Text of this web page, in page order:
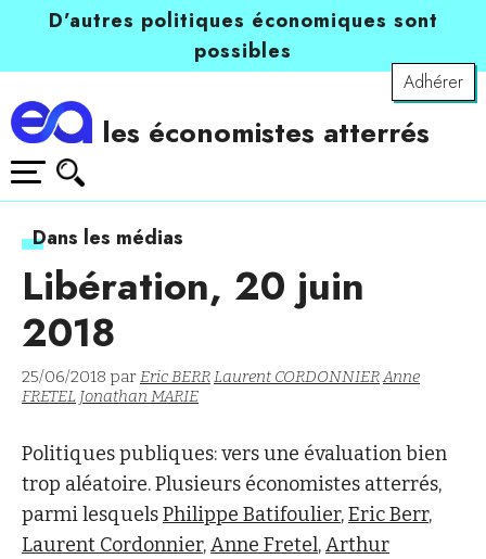
D’autres politiques économiques sont
possibles
Adhérer
les économistes atterrés
Dans les médias
Libération, 20 juin
2018
25/06/2018 parEric BERRLaurent CORDONNIERAnne
FRETEL Jonathan MARIE
Politiques publiques: vers une évaluation bien
trop aléatoire. Plusieurs économistes atterrés,
parmi lesquelsPhilippe Batifoulier,Eric Berr,
Laurent Cordonnier,Anne Fretel,Arthur